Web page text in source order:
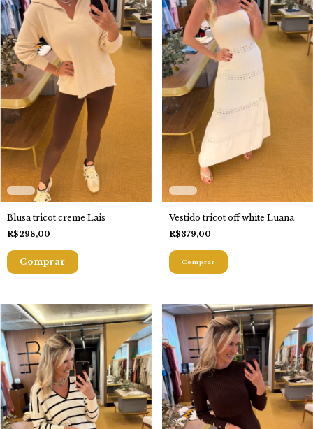
Blusa tricot creme Lais
R$298,00
Vestido tricot off white Luana
R$379,00
Comprar